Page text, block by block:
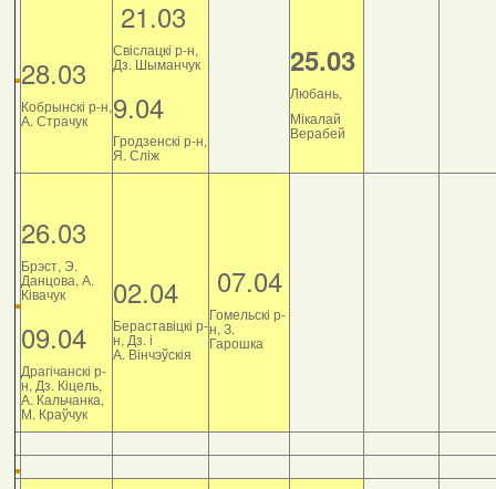
28.03
Кобрынскі р-н,
А. Страчук
21.03
Свіслацкі р-н,
Дз. Шыманчук
9.04
Гродзенскі р-н,
Я. Сліж
25.03
Любань,
Мікалай
Верабей
26.03
Брэст, Э.
Данцова, А.
Ківачук
09.04
Драгічанскі р-
н, Дз. Кіцель,
А. Кальчанка,
М. Краўчук
02.04
Бераставіцкі р-
н, Дз. і
А. Вінчэўскія
07.04
Гомельскі р-
н, З.
Гарошка